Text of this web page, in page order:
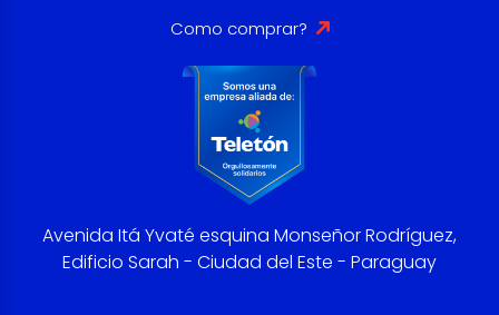
Como comprar?
Avenida Itá Yvaté esquina Monseñor Rodríguez,
Edificio Sarah - Ciudad del Este - Paraguay